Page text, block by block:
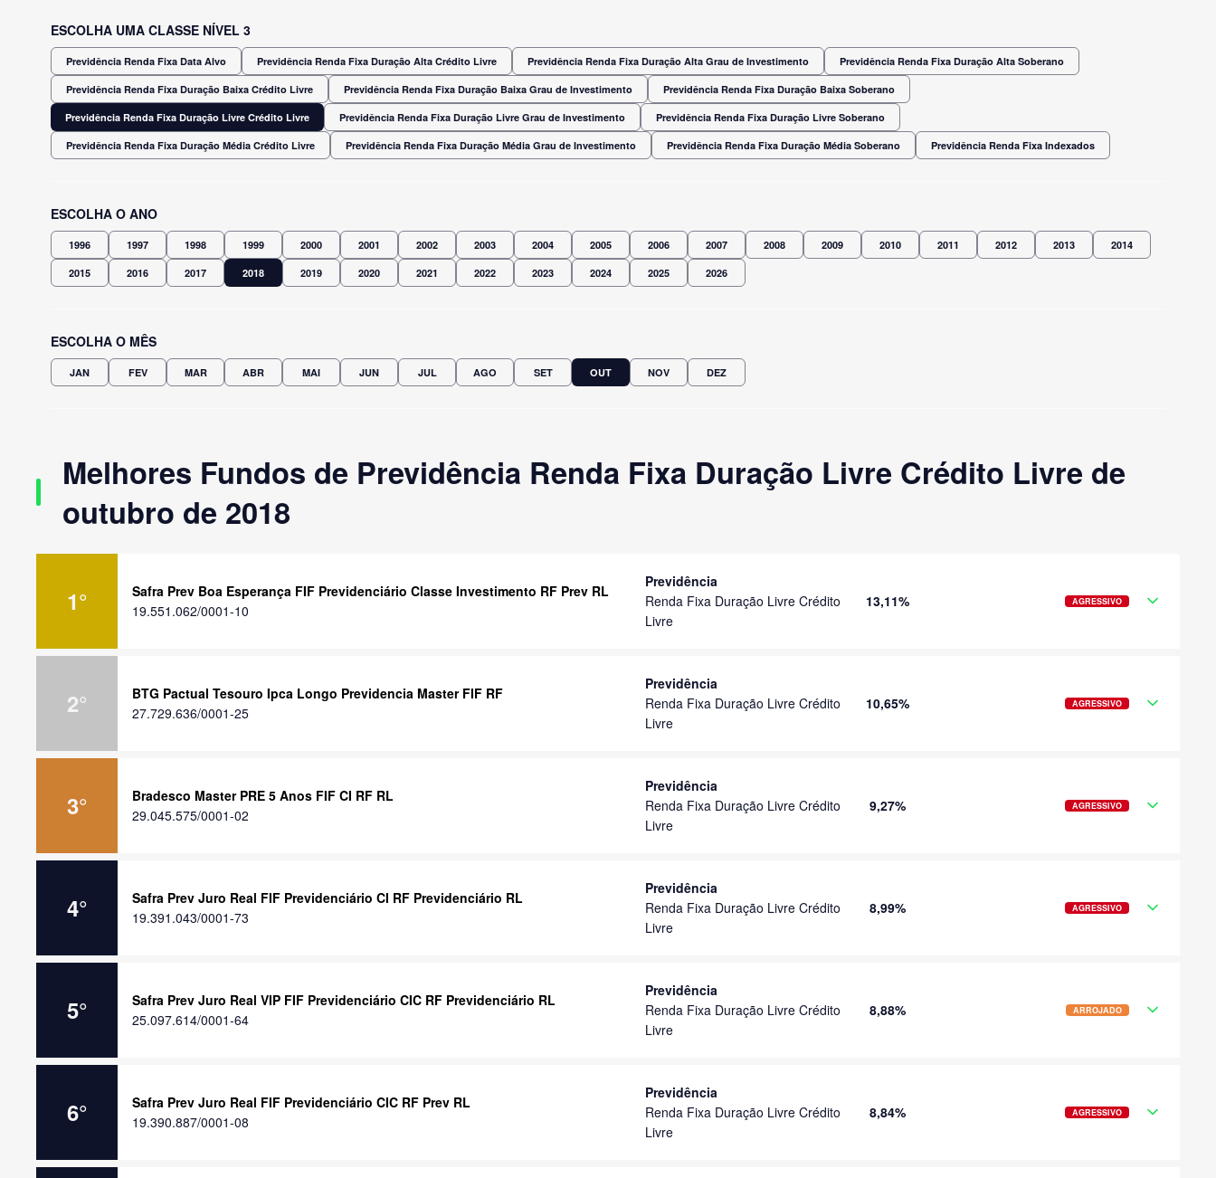
ESCOLHA UMA CLASSE NÍVEL 3
Previdência Renda Fixa Data Alvo Previdência Renda Fixa Duração Alta Crédito Livre Previdência Renda Fixa Duração Alta Grau de Investimento Previdência Renda Fixa Duração Alta Soberano
Previdência Renda Fixa Duração Baixa Crédito Livre Previdência Renda Fixa Duração Baixa Grau de Investimento Previdência Renda Fixa Duração Baixa Soberano
Previdência Renda Fixa Duração Livre Crédito Livre Previdência Renda Fixa Duração Livre Grau de Investimento Previdência Renda Fixa Duração Livre Soberano
Previdência Renda Fixa Duração Média Crédito Livre Previdência Renda Fixa Duração Média Grau de Investimento Previdência Renda Fixa Duração Média Soberano Previdência Renda Fixa Indexados
ESCOLHA O ANO
1996 1997 1998 1999 2000 2001 2002 2003 2004 2005 2006 2007 2008 2009 2010 2011 2012 2013 2014
2015 2016 2017 2018 2019 2020 2021 2022 2023 2024 2025 2026
ESCOLHA O MÊS
JAN FEV MAR ABR MAI JUN JUL AGO SET OUT NOV DEZ
Melhores Fundos de Previdência Renda Fixa Duração Livre Crédito Livre de
outubro de 2018
1°
Safra Prev Boa Esperança FIF Previdenciário Classe Investimento RF Prev RL
19.551.062/0001-10
Previdência
Renda Fixa Duração Livre Crédito
Livre
13,11% AGRESSIVO
2°
BTG Pactual Tesouro Ipca Longo Previdencia Master FIF RF
27.729.636/0001-25
Previdência
Renda Fixa Duração Livre Crédito
Livre
10,65% AGRESSIVO
3°
Bradesco Master PRE 5 Anos FIF CI RF RL
29.045.575/0001-02
Previdência
Renda Fixa Duração Livre Crédito
Livre
9,27% AGRESSIVO
4°
Safra Prev Juro Real FIF Previdenciário CI RF Previdenciário RL
19.391.043/0001-73
Previdência
Renda Fixa Duração Livre Crédito
Livre
8,99% AGRESSIVO
5°
Safra Prev Juro Real VIP FIF Previdenciário CIC RF Previdenciário RL
25.097.614/0001-64
Previdência
Renda Fixa Duração Livre Crédito
Livre
8,88% ARROJADO
6°
Safra Prev Juro Real FIF Previdenciário CIC RF Prev RL
19.390.887/0001-08
Previdência
Renda Fixa Duração Livre Crédito
Livre
8,84% AGRESSIVO